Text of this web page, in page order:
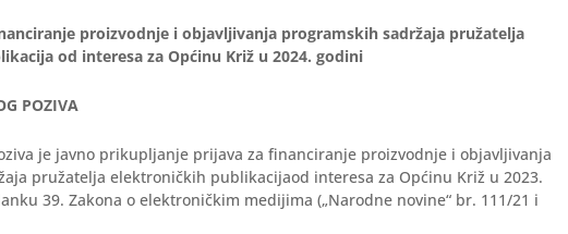
proizvodnje i objavljivanja programskih sadržaja pružatelja
od interesa za Općinu Križ u 2024. godini
POZIVA
je javno prikupljanje prijava za financiranje proizvodnje i objavljivanja
pružatelja elektroničkih publikacijaod interesa za Općinu Križ u 2023.
39. Zakona o elektroničkim medijima („Narodne novine“ br. 111/21 i